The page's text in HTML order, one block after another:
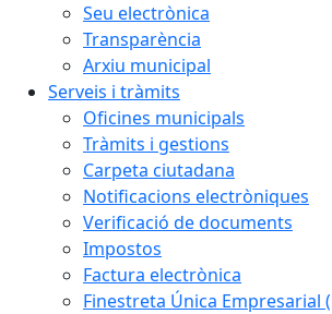
Seu electrònica
Transparència
Arxiu municipal
Serveis i tràmits
Oficines municipals
Tràmits i gestions
Carpeta ciutadana
Notificacions electròniques
Verificació de documents
Impostos
Factura electrònica
Finestreta Única Empresarial